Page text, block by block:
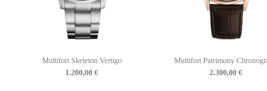
Multifort Skeleton Vertigo
1.200,00€
Multifort Patrimony
2.300,00 €